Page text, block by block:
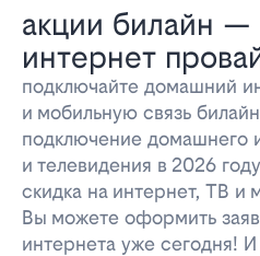
акции билайн —
интернет
подключайте домашний
и мобильную связь
подключение домашнего
и телевидения в 2026
скидка на интернет, ТВ и
Вы можете оформить
интернета уже сегодня! И